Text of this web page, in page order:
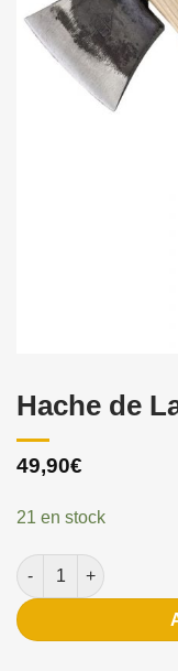
Hache de
49,90€
21 en stock
quantité de Hache